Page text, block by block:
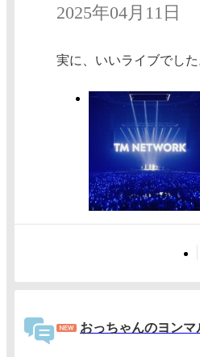
2025年04月11日
実に、いいライブでした
おっちゃんのヨンマ